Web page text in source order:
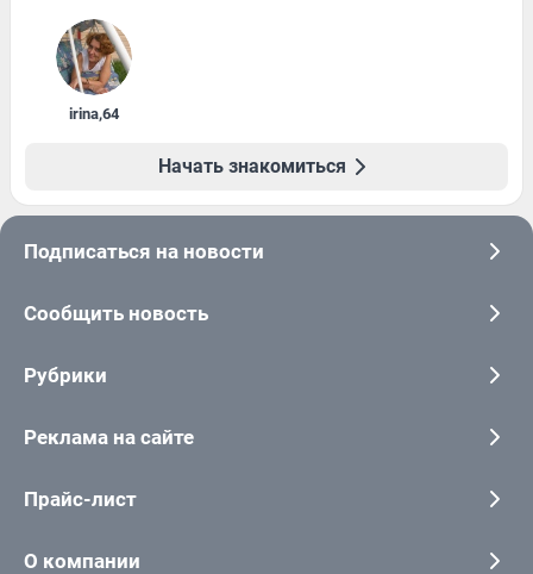
irina,64
Начать знакомиться
Подписаться на новости
Сообщить новость
Рубрики
Реклама на сайте
Прайс-лист
О компании